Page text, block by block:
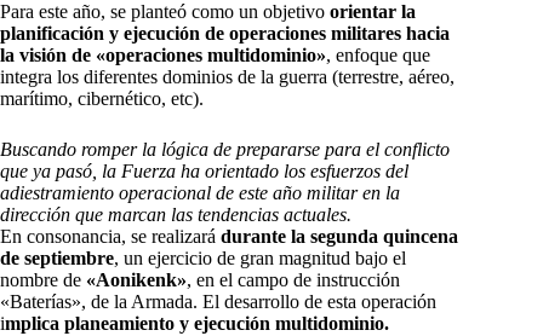
Para este año, se planteó como un objetivo orientar la
planificación y ejecución de operaciones militares hacia
la visión de «operaciones multidominio», enfoque que
integra los diferentes dominios de la guerra (terrestre, aéreo,
marítimo, cibernético, etc).
Buscando romper la lógica de prepararse para el conflicto
que ya pasó, la Fuerza ha orientado los esfuerzos del
adiestramiento operacional de este año militar en la
dirección que marcan las tendencias actuales.
En consonancia, se realizará durante la segunda quincena
de septiembre, un ejercicio de gran magnitud bajo el
nombre de «Aonikenk», en el campo de instrucción
«Baterías», de la Armada. El desarrollo de esta operación
implica planeamiento y ejecución multidominio.